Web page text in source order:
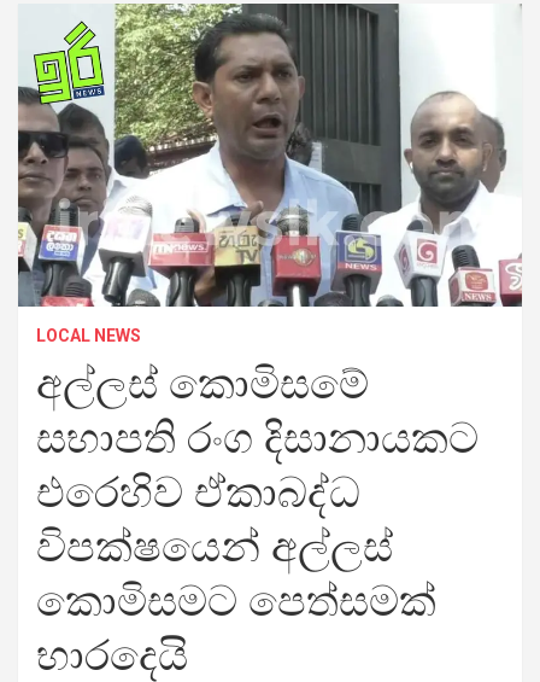
LOCAL NEWS
අල්ලස් කොමිසමේ
සභාපති රංග දිසානායකට
එරෙහිව ඒකාබද්ධ
විපක්ෂයෙන් අල්ලස්
කොමිසමට පෙත්සමක්
භාරදෙයි